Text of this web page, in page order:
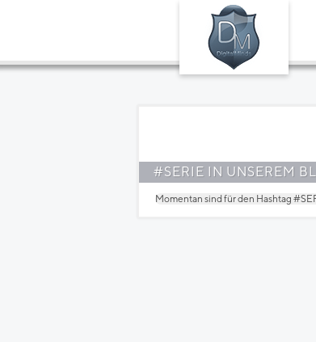
#SERIE IN UNSEREM
Momentan sind für den Hashtag